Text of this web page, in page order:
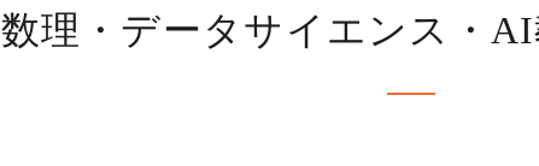
数理・データサイエンス・